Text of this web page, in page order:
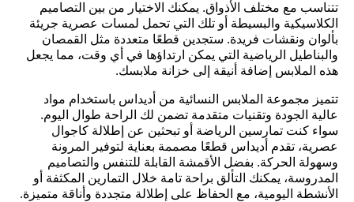
تتناسب مع مختلف الأذواق. يمكنك الاختيار من بين التصاميم
الكلاسيكية والبسيطة أو تلك التي تحمل لمسات عصرية جريئة
بألوان ونقشات فريدة. ستجدين قطعًا متعددة مثل القمصان
والبناطيل الرياضية التي يمكن ارتداؤها في أي وقت، مما يجعل
هذه الملابس إضافة أنيقة إلى خزانة ملابسك.
تتميز مجموعة الملابس النسائية من أديداس باستخدام مواد
عالية الجودة وتقنيات متقدمة تضمن لك الراحة طوال اليوم.
سواء كنت تمارسين الرياضة أو تبحثين عن إطلالة كاجوال
عصرية، تقدم أديداس قطعًا مصممة بعناية لتوفير المرونة
وسهولة الحركة. بفضل الأقمشة القابلة للتنفس والتصاميم
المدروسة، يمكنك التألق براحة تامة خلال التمارين المكثفة أو
الأنشطة اليومية، مع الحفاظ على إطلالة متجددة وأناقة متميزة.